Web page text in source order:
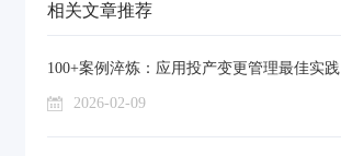
相关文章推荐
100+案例淬炼：应用投产变更管理最佳实践
2026-02-09